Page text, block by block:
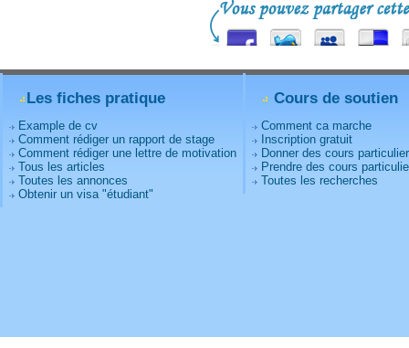
Les fiches pratique
Example de cv
Comment rédiger un rapport de stage
Comment rédiger une lettre de motivation
Tous les articles
Toutes les annonces
Obtenir un visa "étudiant"
Cours de soutien
Comment ca marche
Inscription gratuit
Donner des cours
Prendre des cours
Toutes les recherches